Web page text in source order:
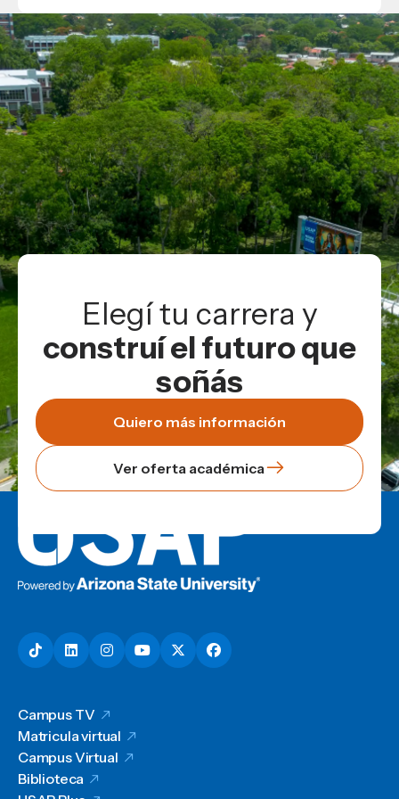
recibirán reconocimiento y premios.
Elegí tu carrera y
construí el futuro que
soñás
Quiero más información
Ver oferta académica
Campus TV
Matricula virtual
Campus Virtual
Biblioteca